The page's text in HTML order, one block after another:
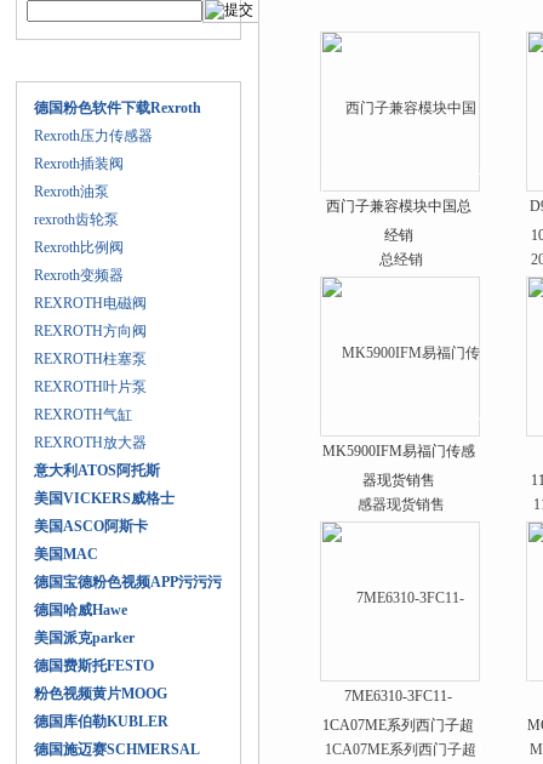
德国粉色软件下载Rexroth
Rexroth压力传感器
Rexroth插装阀
Rexroth油泵
rexroth齿轮泵
Rexroth比例阀
Rexroth变频器
REXROTH电磁阀
REXROTH方向阀
REXROTH柱塞泵
REXROTH叶片泵
REXROTH气缸
REXROTH放大器
意大利ATOS阿托斯
美国VICKERS威格士
美国ASCO阿斯卡
美国MAC
德国宝德粉色视频APP污污污
德国哈威Hawe
美国派克parker
德国费斯托FESTO
粉色视频黄片MOOG
德国库伯勒KUBLER
德国施迈赛SCHMERSAL
西门子兼容模块中国总
经销
MK5900IFM易福门传感
器现货销售
7ME6310-3FC11-
1CA07ME系列西门子超
声波流量计出售